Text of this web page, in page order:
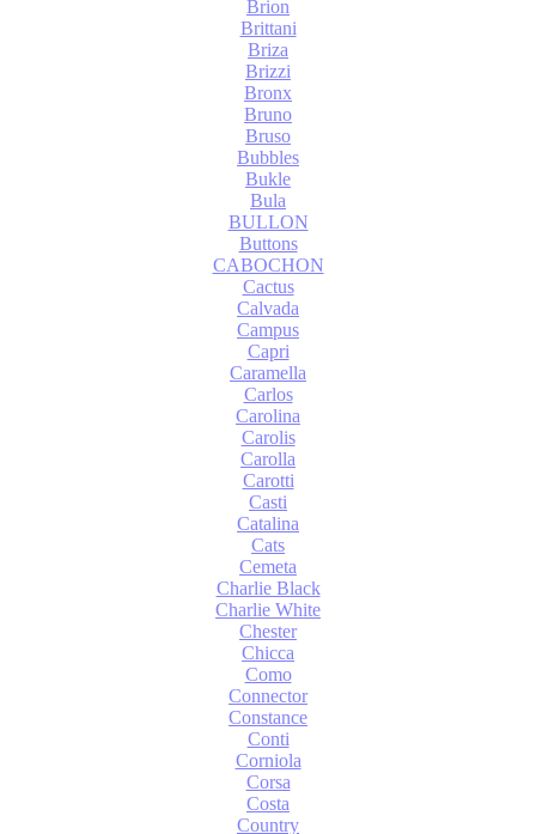
Brion
Brittani
Briza
Brizzi
Bronx
Bruno
Bruso
Bubbles
Bukle
Bula
BULLON
Buttons
CABOCHON
Cactus
Calvada
Campus
Capri
Caramella
Carlos
Carolina
Carolis
Carolla
Carotti
Casti
Catalina
Cats
Cemeta
Charlie Black
Charlie White
Chester
Chicca
Como
Connector
Constance
Conti
Corniola
Corsa
Costa
Country